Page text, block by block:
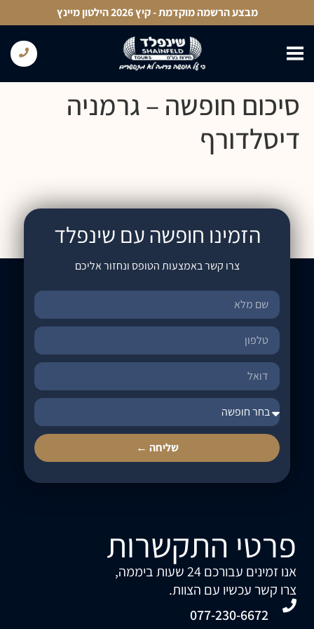
מבצע הרשמה מוקדמת - קיץ 2026 הילטון מיינץ
סיכום חופשה – גרמניה
דיסלדורף
הזמינו חופשה עם שינפלד
צרו קשר באמצעות הטופס ונחזור אליכם
שליחה ←
פרטי התקשרות
אנו זמינים עבורכם 24 שעות ביממה,
צרו קשר עכשיו עם הצוות.
077-230-6672